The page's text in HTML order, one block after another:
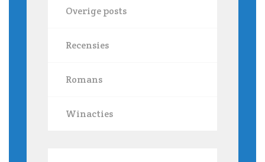
Overige posts
Recensies
Romans
Winacties